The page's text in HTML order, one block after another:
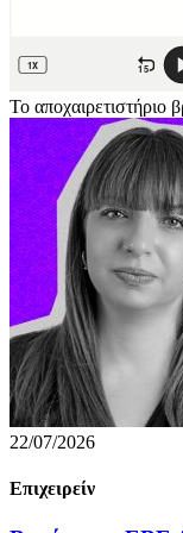
Το αποχαιρετιστήριο
22/07/2026
Επιχειρείν